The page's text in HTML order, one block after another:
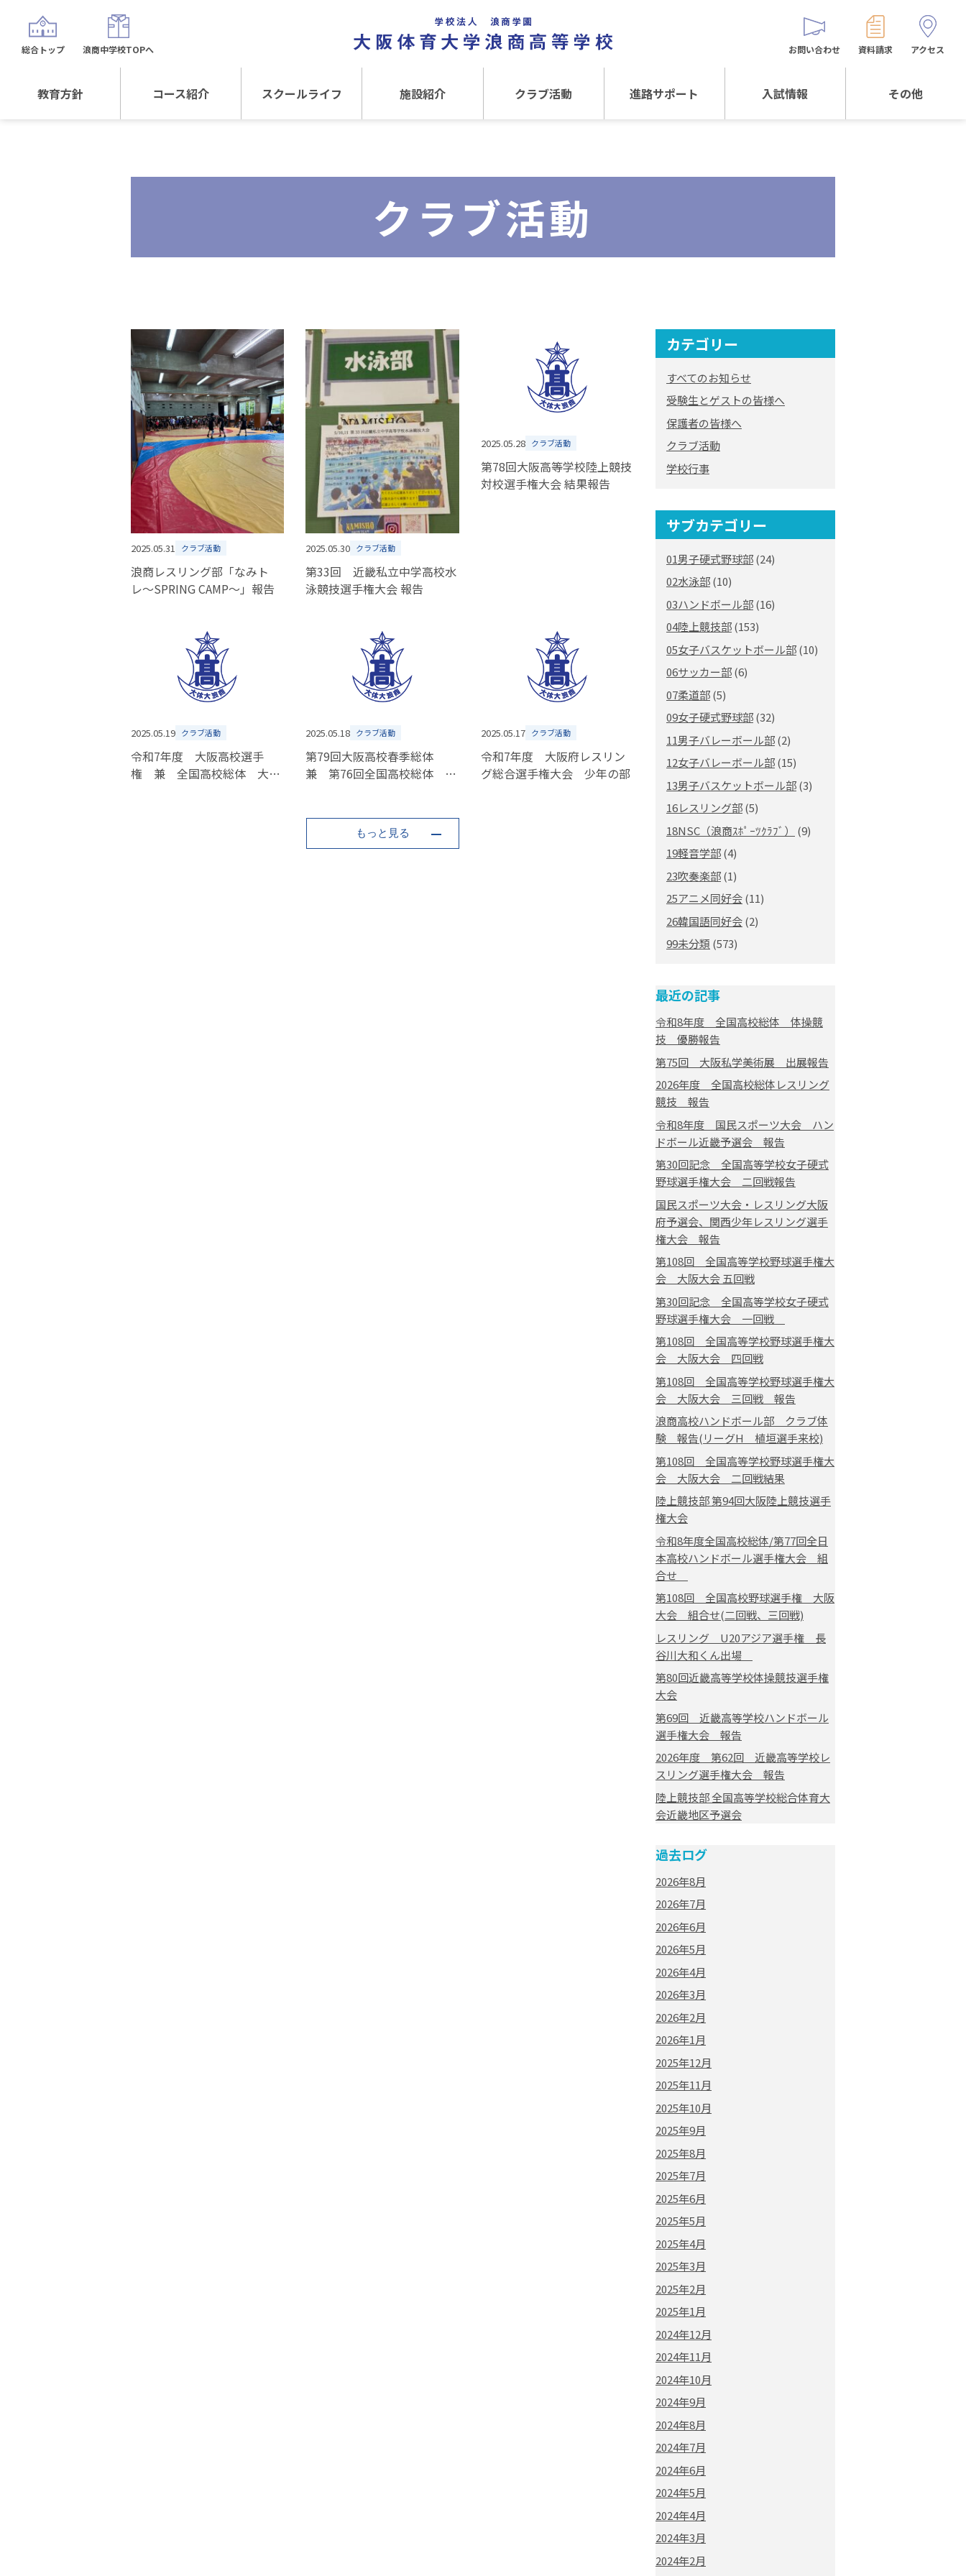
教育方針 コース紹介 スクールライフ 施設紹介 クラブ活動
文化クラブ
進路サポート 入試情報 その他
お問い合わせ 資料請求 アクセス
総合トップ 浪商中学校TOPへ
クラブ活動
2025.05.31 クラブ活動
浪商レスリング部「なみト
レ〜SPRING CAMP〜」報告
2025.05.30 クラブ活動
第33回 近畿私立中学高校水
泳競技選手権大会 報告
2025.05.28 クラブ活動
第78回大阪高等学校陸上競技
対校選手権大会 結果報告
2025.05.19 クラブ活動
令和7年度 大阪高校選手
権 兼 全国高校総体 大阪
2025.05.18 クラブ活動
第79回大阪高校春季総体
兼 第76回全国高校総体 ハ
2025.05.17 クラブ活動
令和7年度 大阪府レスリン
グ総合選手権大会 少年の部
もっと見る
カテゴリー
すべてのお知らせ
受験生とゲストの皆様へ
保護者の皆様へ
クラブ活動
学校行事
サブカテゴリー
01男子硬式野球部(24)
02水泳部(10)
03ハンドボール部(16)
04陸上競技部(153)
05女子バスケットボール部(10)
06サッカー部(6)
07柔道部(5)
09女子硬式野球部(32)
11男子バレーボール部(2)
12女子バレーボール部(15)
13男子バスケットボール部(3)
16レスリング部(5)
18NSC（浪商ｽﾎﾟｰﾂｸﾗﾌﾞ）
(9)
19軽音学部(4)
23吹奏楽部(1)
25アニメ同好会(11)
26韓国語同好会(2)
99未分類 (573)
最近の記事
令和8年度 全国高校総体 体操競
技 優勝報告
第75回 大阪私学美術展 出展報告
2026年度 全国高校総体レスリング
競技 報告
令和8年度 国民スポーツ大会 ハン
ドボール近畿予選会 報告
第30回記念 全国高等学校女子硬式
野球選手権大会 二回戦報告
国民スポーツ大会・レスリング大阪
府予選会、関西少年レスリング選手
権大会 報告
第108回 全国高等学校野球選手権大
会 大阪大会 五回戦
第30回記念 全国高等学校女子硬式
野球選手権大会 一回戦
第108回 全国高等学校野球選手権大
会 大阪大会 四回戦
第108回 全国高等学校野球選手権大
会 大阪大会 三回戦 報告
浪商高校ハンドボール部 クラブ体
験 報告(リーグH 植垣選手来校)
第108回 全国高等学校野球選手権大
会 大阪大会 二回戦結果
陸上競技部 第94回大阪陸上競技選手
権大会
令和8年度全国高校総体/第77回全日
本高校ハンドボール選手権大会 組
合せ
第108回 全国高校野球選手権 大阪
大会 組合せ(二回戦、三回戦)
レスリング U20アジア選手権 長
谷川大和くん出場
第80回近畿高等学校体操競技選手権
大会
第69回 近畿高等学校ハンドボール
選手権大会 報告
2026年度 第62回 近畿高等学校レ
スリング選手権大会 報告
陸上競技部 全国高等学校総合体育大
会近畿地区予選会
過去ログ
2026年8月
2026年7月
2026年6月
2026年5月
2026年4月
2026年3月
2026年2月
2026年1月
2025年12月
2025年11月
2025年10月
2025年9月
2025年8月
2025年7月
2025年6月
2025年5月
2025年4月
2025年3月
2025年2月
2025年1月
2024年12月
2024年11月
2024年10月
2024年9月
2024年8月
2024年7月
2024年6月
2024年5月
2024年4月
2024年3月
2024年2月